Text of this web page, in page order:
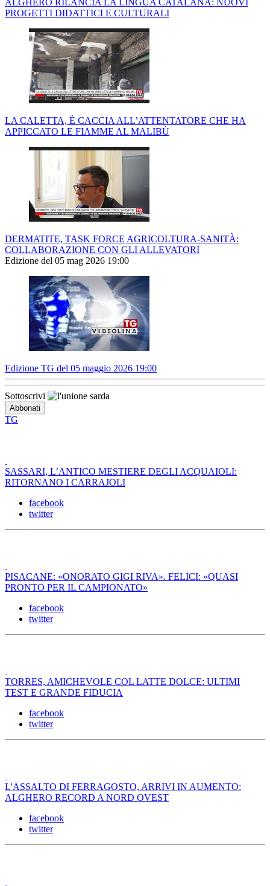
ALGHERO RILANCIA LA LINGUA CATALANA: NUOVI
PROGETTI DIDATTICI E CULTURALI
LA CALETTA, È CACCIA ALL’ATTENTATORE CHE HA
APPICCATO LE FIAMME AL MALIBÙ
DERMATITE, TASK FORCE AGRICOLTURA-SANITÀ:
COLLABORAZIONE CON GLI ALLEVATORI
Edizione del 05 mag 2026 19:00
Edizione TG del 05 maggio 2026 19:00
Sottoscrivi
TG
SASSARI, L’ANTICO MESTIERE DEGLI ACQUAIOLI:
RITORNANO I CARRAJOLI
facebook
twitter
PISACANE: «ONORATO GIGI RIVA». FELICI: «QUASI
PRONTO PER IL CAMPIONATO»
facebook
twitter
TORRES, AMICHEVOLE COL LATTE DOLCE: ULTIMI
TEST E GRANDE FIDUCIA
facebook
twitter
L'ASSALTO DI FERRAGOSTO, ARRIVI IN AUMENTO:
ALGHERO RECORD A NORD OVEST
facebook
twitter